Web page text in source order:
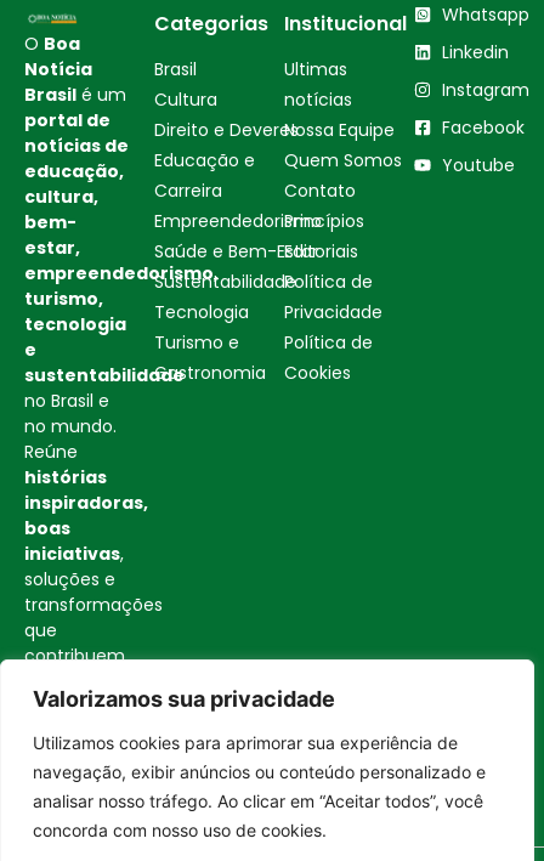
Valorizamos sua privacidade
Utilizamos cookies para aprimorar sua experiência de
navegação, exibir anúncios ou conteúdo personalizado e
analisar nosso tráfego. Ao clicar em “Aceitar todos”, você
concorda com nosso uso de cookies.
O Boa
Notícia
Brasil é um
portal de
notícias de
educação,
cultura,
bem-
estar,
empreendedorismo,
turismo,
tecnologia
e
sustentabilidade
no Brasil e
no mundo.
Reúne
histórias
inspiradoras,
boas
iniciativas,
soluções e
transformações
que
contribuem
sociedade
mais
consciente
e
construtiva.
Categorias
Brasil
Cultura
Direito e Deveres
Educação e
Carreira
Empreendedorismo
Saúde e Bem-Estar
Sustentabilidade
Tecnologia
Turismo e
Gastronomia
Institucional
Ultimas
notícias
Nossa Equipe
Quem Somos
Contato
Princípios
Editoriais
Política de
Privacidade
Política de
Cookies
Whatsapp
Linkedin
Instagram
Facebook
Youtube